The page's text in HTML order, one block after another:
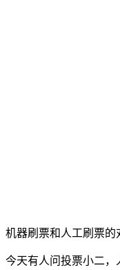
机器刷票和人工刷票的
今天有人问投票小二